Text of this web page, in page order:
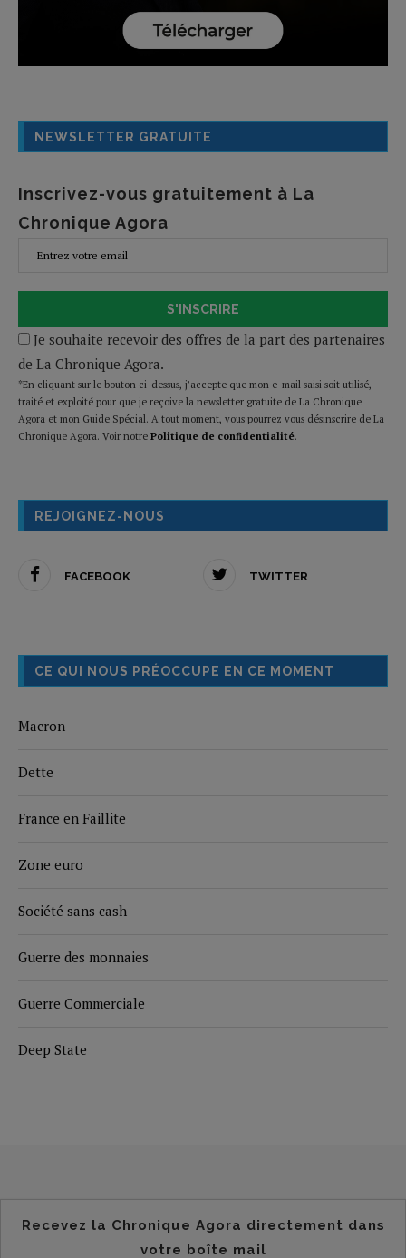
NEWSLETTER GRATUITE
Inscrivez-vous gratuitement à La
Chronique Agora
S'INSCRIRE
Je souhaite recevoir des offres de la part des partenaires
de La Chronique Agora.
*En cliquant sur le bouton ci-dessus, j’accepte que mon e-mail saisi soit utilisé,
traité et exploité pour que je reçoive la newsletter gratuite de La Chronique
Agora et mon Guide Spécial. A tout moment, vous pourrez vous désinscrire de La
Chronique Agora. Voir notre Politique de confidentialité.
REJOIGNEZ-NOUS
FACEBOOK TWITTER
CE QUI NOUS PRÉOCCUPE EN CE MOMENT
Macron
Dette
France en Faillite
Zone euro
Société sans cash
Guerre des monnaies
Guerre Commerciale
Deep State
Recevez la Chronique Agora directement dans
votre boîte mail